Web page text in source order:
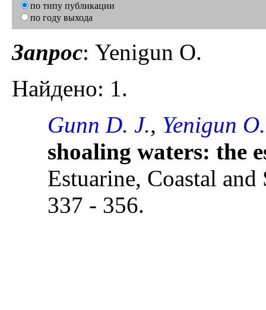
по типу публикации
по году выхода
Запрос: Yenigun O.
Найдено: 1.
Gunn D. J., Yenigun O.
shoaling waters: the
Estuarine, Coastal
337 - 356.